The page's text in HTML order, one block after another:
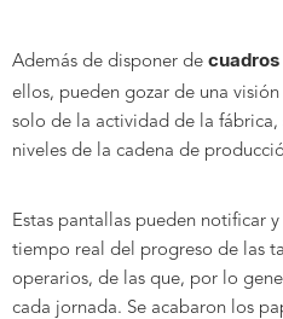
Además de disponer de
ellos, pueden gozar de una visión
solo de la actividad de la
niveles de la cadena de
Estas pantallas pueden notificar
tiempo real del progreso de las
operarios, de las que, por lo
cada jornada. Se acabaron los